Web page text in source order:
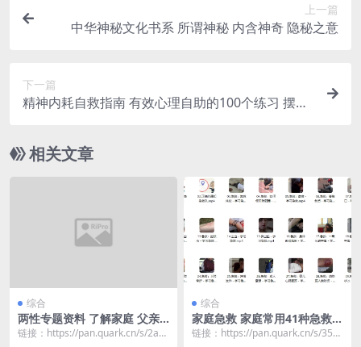
上一篇
中华神秘文化书系 所谓神秘 内含神奇 隐秘之意
下一篇
精神内耗自救指南 有效心理自助的100个练习 摆脱
相关文章
综合
两性专题资料 了解家庭 父亲
孩子的一些烦恼事情 解决问题
链接：https://pan.quark.cn/s/2ab
综合
家庭急救 家庭常用41种急救技
能 赶快学起来 关键时刻能救
链接：https://pan.quark.cn/s/355f